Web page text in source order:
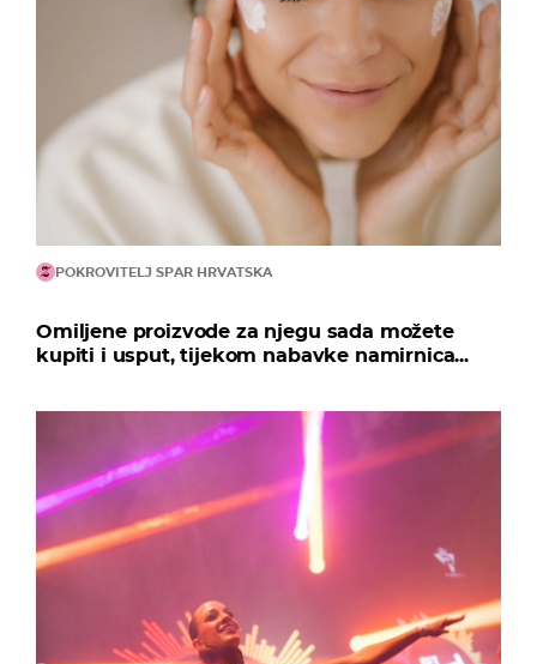
POKROVITELJ SPAR HRVATSKA
Omiljene proizvode za njegu sada možete
kupiti i usput, tijekom nabavke namirnica...